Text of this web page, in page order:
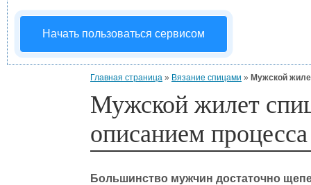
Начать пользоваться сервисом
Главная страница » Вязание спицами » Мужской
Мужской жилет
описанием
Большинство мужчин достаточно